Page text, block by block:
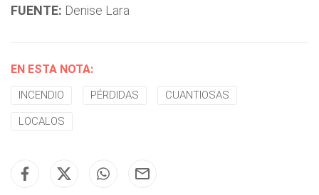
FUENTE: Denise Lara
EN ESTA NOTA:
INCENDIO PÉRDIDAS CUANTIOSAS
LOCALOS